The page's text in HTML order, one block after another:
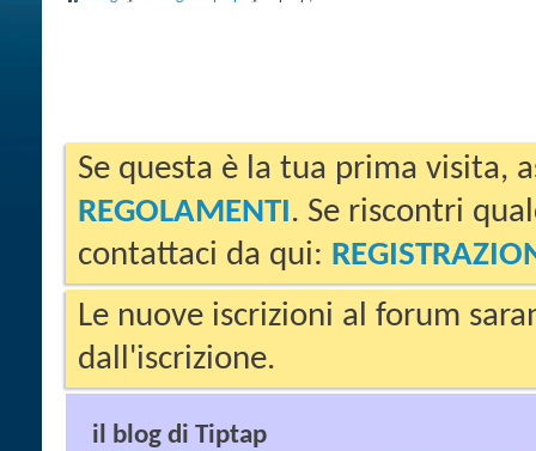
Se questa è la tua prima visita,
REGOLAMENTI. Se riscontri
contattaci da qui:
Le nuove iscrizioni al forum
dall'iscrizione.
il blog di Tiptap